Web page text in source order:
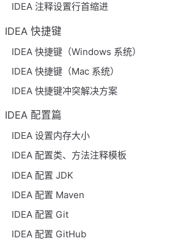
IDEA 注释设置行首缩进
IDEA 快捷键
IDEA 快捷键（Windows 系统）
IDEA 快捷键（Mac 系统）
IDEA 快捷键冲突解决方案
IDEA 配置篇
IDEA 设置内存大小
IDEA 配置类、方法注释模板
IDEA 配置 JDK
IDEA 配置 Maven
IDEA 配置 Git
IDEA 配置 GitHub